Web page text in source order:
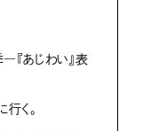
あじわい』表
く。